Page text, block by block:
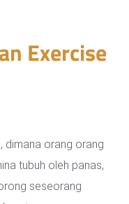
Exercise
dimana orang orang
tubuh oleh panas,
seseorang